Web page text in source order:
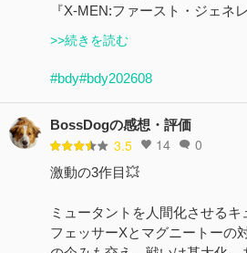
『X-MEN:ファースト・ジェネ
>>続きを読む
#bdy#bdy202608
BossDogの感想・評価
3.5 14 0
激動の3作目💥
ミュータントを人間化させる
フェッサーXとマグニートーの